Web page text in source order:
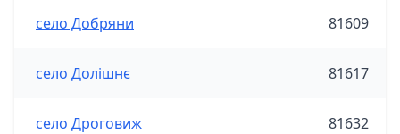
село Добряни 81609
село Долішнє 81617
село Дроговиж 81632